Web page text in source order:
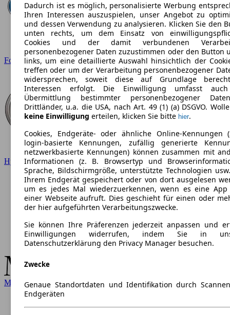
Ford
Hyundai
Mercedes-Benz
Dadurch ist es möglich, personalisierte Werbung
Ihren Interessen auszuspielen, unser Angebot zu
und dessen Verwendung zu analysieren. Klicken Sie den
unten rechts, um dem Einsatz von
Cookies und der damit verbundenen
personenbezogener Daten zuzustimmen oder den Button
links, um eine detaillierte Auswahl hinsichtlich der
treffen oder um der Verarbeitung personenbezogener
widersprechen, soweit diese auf Grundlage
Interessen erfolgt. Die Einwilligung umfasst
Übermittlung bestimmter personenbezogener
Drittländer, u.a. die USA, nach Art. 49 (1) (a) DSGVO.
keine Einwilligung erteilen, klicken Sie bitte hier.
Cookies, Endgeräte- oder ähnliche Online-Kennungen
login-basierte Kennungen, zufällig generierte
netzwerkbasierte Kennungen) können zusammen mit
Informationen (z. B. Browsertyp und
Sprache, Bildschirmgröße, unterstützte Technologien
Ihrem Endgerät gespeichert oder von dort ausgelesen
um es jedes Mal wiederzuerkennen, wenn es eine App
einer Webseite aufruft. Dies geschieht für einen oder
der hier aufgeführten Verarbeitungszwecke.
Sie können Ihre Präferenzen jederzeit anpassen und
Einwilligungen widerrufen, indem Sie in
Datenschutzerklärung den Privacy Manager besuchen.
Zwecke
Genaue Standortdaten und Identifikation durch
Endgeräten